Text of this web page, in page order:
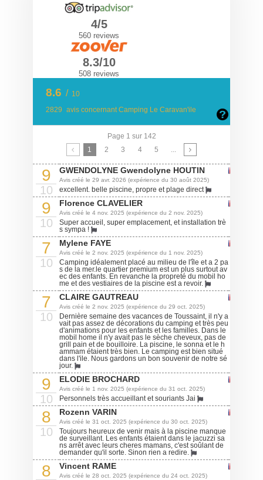
4/5
560 reviews
8.3/10
508 reviews
8.6 / 10
2829 avis concernant Camping Le Caravan'ile
Page 1 sur 142
1
2 3 4 5 ...
9
10
GWENDOLYNE Gwendolyne HOUTIN
Avis créé le 29 avr. 2026 (expérience du 30 août 2025)
excellent. belle piscine, propre et plage direct
9
10
Florence CLAVELIER
Avis créé le 4 nov. 2025 (expérience du 2 nov. 2025)
Super accueil, super emplacement, et installation trè
s sympa !
7
10
Mylene FAYE
Avis créé le 2 nov. 2025 (expérience du 1 nov. 2025)
Camping idéalement placé au milieu de l'île et a 2 pa
s de la mer.le quartier premium est un plus surtout av
ec des enfants. En revanche la propreté du mobil ho
me et des vestiaires de la piscine est a revoir.
7
10
CLAIRE GAUTREAU
Avis créé le 2 nov. 2025 (expérience du 29 oct. 2025)
Dernière semaine des vacances de Toussaint, il n'y a
vait pas assez de décorations du camping et très peu
d'animations pour les enfants et les familles. Dans le
mobil home il n'y avait pas le sèche cheveux, pas de
grill pain et de bouilloire. La piscine, le sonna et le h
ammam étaient très bien. Le camping est bien situé
dans l'ile. Nous gardons un bon souvenir de notre sé
jour.
9
10
ELODIE BROCHARD
Avis créé le 1 nov. 2025 (expérience du 31 oct. 2025)
Personnels très accueillant et souriants Jai
8
10
Rozenn VARIN
Avis créé le 31 oct. 2025 (expérience du 30 oct. 2025)
Toujours heureux de venir mais à la piscine manque
de surveillant. Les enfants étaient dans le jacuzzi sa
ns arrêt avec leurs cheres mamans, c'est soûlant de
demander qu'il sorte. Sinon rien a redire.
8 Vincent RAME
Avis créé le 28 oct. 2025 (expérience du 24 oct. 2025)